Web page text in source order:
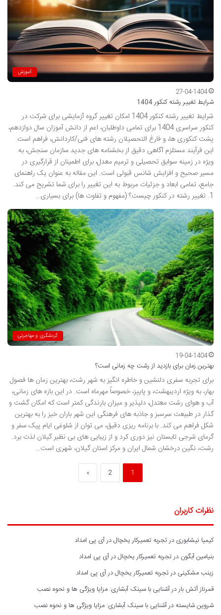
آموزش
27-04-1404
شرایط تغییر رشته کنکور 1404
شرایط تغییر رشته کنکور 1404 امکان تغییر گروه آزمایشی برای شرکت در
کنکور سراسری 1404 برای تمامی داوطلبان، اعم از دانش آموزان سال دوازدهم،
پشت کنکوری ها، و فارغ التحصیلان رشته های فنی/کاردانش، فراهم است.
این فرآیند مستلزم آگاهی دقیق از بخشنامه های جدید سازمان سنجش، به
ویژه در زمینه سوابق تحصیلی و ترمیم معدل، برای اطمینان از قرارگیری در
مسیر صحیح و افزایش شانس قبولی است. این مقاله به عنوان یک راهنمای
جامع، تمامی ابعاد و جزئیات مربوط به این تغییر را برای شما تشریح می کند.
1. تغییر رشته در کنکور چیست؟ (مفهوم و تفاوت ها) برای بسیاری…
گردشگری و مهاجرتی
19-04-1404
بهترین زمان برای بازدید از رشت چه زمانی است؟
برای تجربه سفری دلنشین و خاطره انگیز به شهر رشت، بهترین زمان ها فصول
بهار، به ویژه اردیبهشت، و پاییز، خصوصاً مهرماه است. در این بازه های زمانی،
آب و هوای رشت معتدل، دلپذیر و میزان بارندگی کمتر است که امکان گشت و
گذار در طبیعت سرسبز و جاذبه های فرهنگی این شهر باران خیز را به بهترین
شکل فراهم می کند. با برنامه ریزی دقیق، می توان از شلوغی ایام پیک سفر و
گرمای شرجی تابستان نیز دوری کرد و از زیبایی های بی نظیر گیلان لذت برد.
رشت، نگین درخشان شمال ایران و مرکز استان گیلان، شهری است…
1
2
»
نظرات کاربران
کیمیا نیشابوری درتجربه تعمیرکار یخچال در آی پی امداد
بنیامین آبگون درتجربه تعمیرکار یخچال در آی پی امداد
زینب مشکینی درتجربه تعمیرکار یخچال در آی پی امداد
قمرناز آتش باردرآشنایی با سینک آبشاری: مزایا ویژگی ها و نحوه نصب
شروین شایسته درآشنایی با سینک آبشاری: مزایا ویژگی ها و نحوه نصب